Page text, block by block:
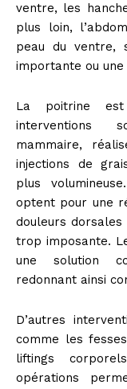
ventre, les
plus loin,
peau du ventre,
importante ou une
La poitrine
interventions
mammaire,
injections de
plus
optent pour une
douleurs
trop imposante.
une solution
redonnant ainsi
D’autres
comme les
liftings
opérations